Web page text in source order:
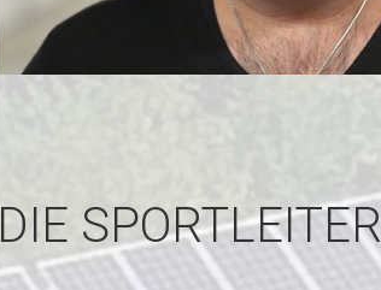
DIE SPORTLEITER